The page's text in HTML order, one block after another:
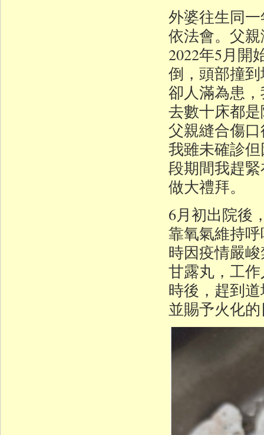
外婆往生同
依法會。父
2022年5月開
倒，頭部撞
卻人滿為患
去數十床都
父親縫合傷
我雖未確診
段期間我趕
做大禮拜。
6月初出院後
靠氧氣維持
時因疫情嚴
甘露丸，工
時後，趕到
並賜予火化